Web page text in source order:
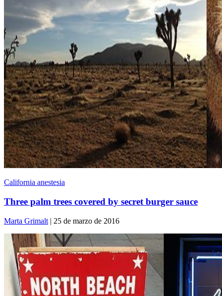
California anestesia
Three palm trees covered by secret burger sauce
Marta Grimalt | 25 de marzo de 2016